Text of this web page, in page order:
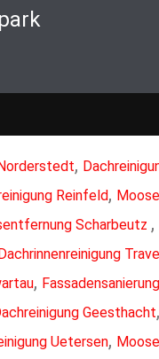
,
Reinfeld,
Scharbeutz ,
,
Geesthacht,
Uetersen,